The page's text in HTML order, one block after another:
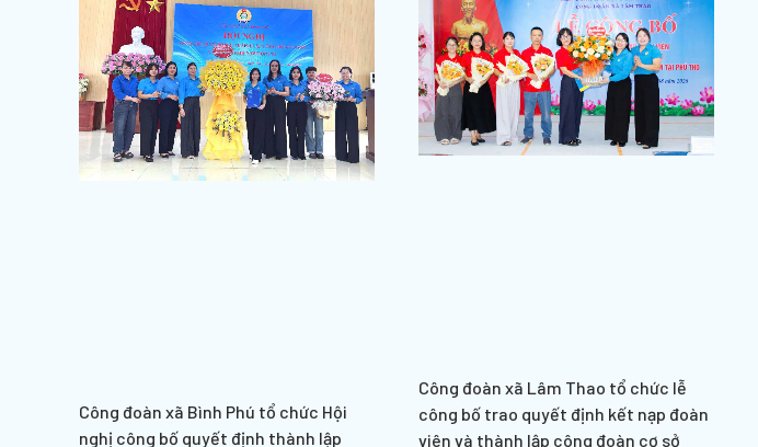
Công đoàn xã Bình Phú tổ chức Hội
nghị công bố quyết định thành lập
Công đoàn xã Lâm Thao tổ chức lễ
công bố trao quyết định kết nạp đoàn
viên và thành lập công đoàn cơ sở